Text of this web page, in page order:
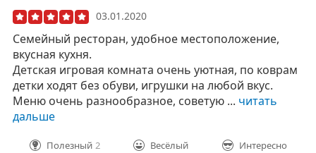
03.01.2020
Семейный ресторан, удобное местоположение,
вкусная кухня.
Детская игровая комната очень уютная, по коврам
детки ходят без обуви, игрушки на любой вкус.
Меню очень разнообразное, советую ... читать
дальше
Полезный 2 Весёлый Интересно